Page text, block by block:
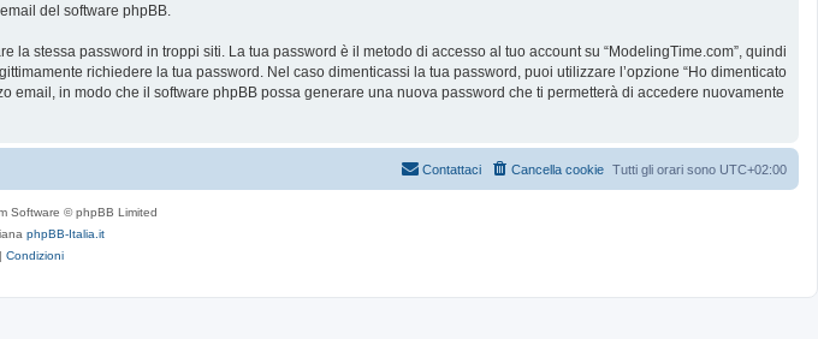
del software phpBB.
stessa password in troppi siti. La tua password è il metodo di accesso al tuo account su “ModelingTime.com”, quindi
richiedere la tua password. Nel caso dimenticassi la tua password, puoi utilizzare l’opzione “Ho dimenticato
in modo che il software phpBB possa generare una nuova password che ti permetterà di accedere nuovamente
Tutti gli orari sono UTC+02:00
Cancella cookie
Contattaci
Software © phpBB Limited
phpBB-Italia.it
| Condizioni